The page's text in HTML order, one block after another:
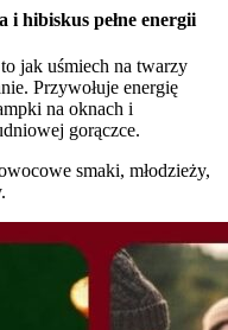
i hibiskus pełne energii
jak uśmiech na twarzy
Przywołuje energię
na oknach i
gorączce.
smaki, młodzieży,